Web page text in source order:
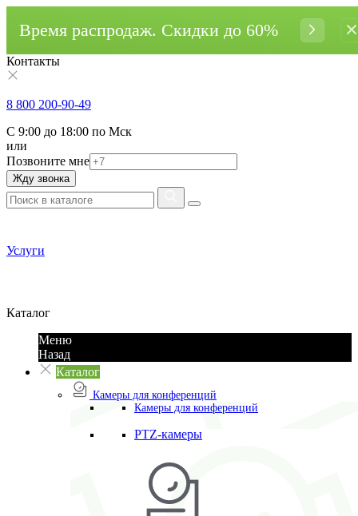
Время распродаж. Cкидки до 60%
Контакты
8 800 200-90-49
С 9:00 до 18:00 по Мск
или
Позвоните мне
Жду звонка
Услуги
Каталог
Меню
Назад
Каталог
Камеры для конференций
Камеры для конференций
PTZ-камеры